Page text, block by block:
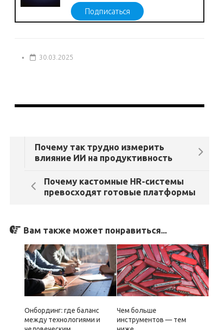
Подписаться
30.03.2025
Почему так трудно измерить
влияние ИИ на продуктивность
Почему кастомные HR-системы
превосходят готовые платформы
Вам также может понравиться...
Онбординг: где баланс
между технологиями и
Чем больше
инструментов — тем